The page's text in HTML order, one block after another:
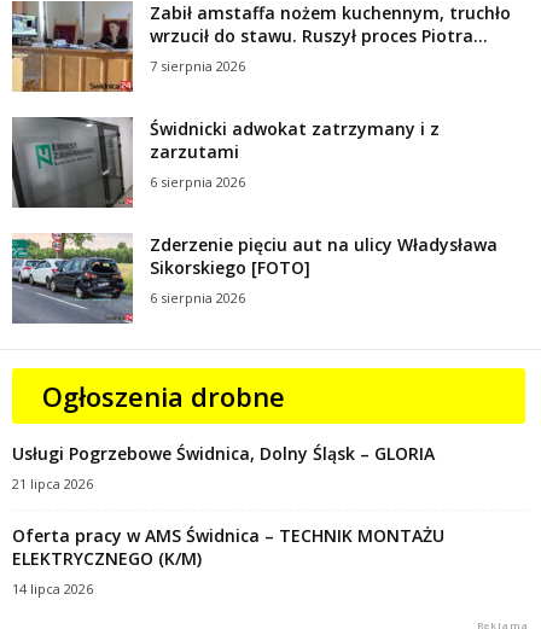
Zabił amstaffa nożem kuchennym, truchło
wrzucił do stawu. Ruszył proces Piotra...
7 sierpnia 2026
Świdnicki adwokat zatrzymany i z
zarzutami
6 sierpnia 2026
Zderzenie pięciu aut na ulicy Władysława
Sikorskiego [FOTO]
6 sierpnia 2026
Ogłoszenia drobne
Usługi Pogrzebowe Świdnica, Dolny Śląsk – GLORIA
21 lipca 2026
Oferta pracy w AMS Świdnica – TECHNIK MONTAŻU
ELEKTRYCZNEGO (K/M)
14 lipca 2026